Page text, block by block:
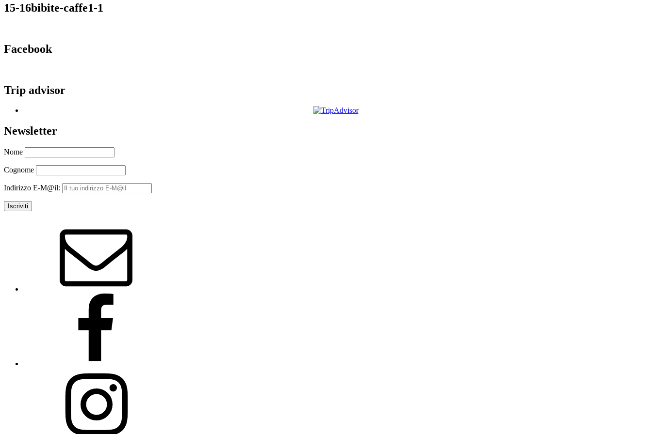
15-16bibite-caffe1-1
Facebook
Trip advisor
Newsletter
Nome
Cognome
Indirizzo E-M@il: